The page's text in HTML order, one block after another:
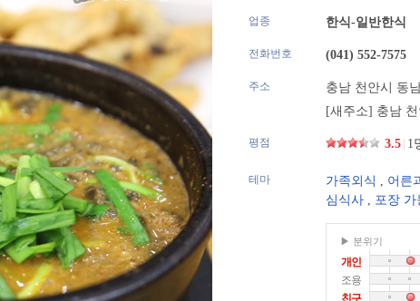
업종 한식-일반한식
전화번호 (041) 552-7575
주소
충남 천안시 동
[새주소] 충남
평점 3.5 1
테마 가족외식 , 어른
심식사 , 포장 가
▶ 분위기
개인
조용
친구